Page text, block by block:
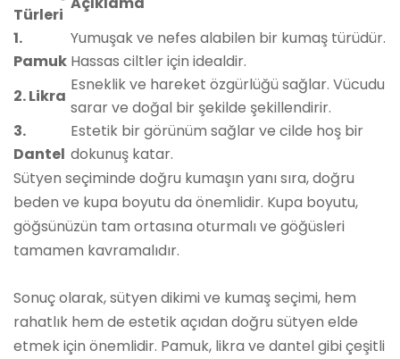
Türleri
1.
Pamuk
Yumuşak ve nefes alabilen bir kumaş türüdür.
Hassas ciltler için idealdir.
2. Likra
Esneklik ve hareket özgürlüğü sağlar. Vücudu
sarar ve doğal bir şekilde şekillendirir.
3.
Dantel
Estetik bir görünüm sağlar ve cilde hoş bir
dokunuş katar.
Sütyen seçiminde doğru kumaşın yanı sıra, doğru
beden ve kupa boyutu da önemlidir. Kupa boyutu,
göğsünüzün tam ortasına oturmalı ve göğüsleri
tamamen kavramalıdır.
Sonuç olarak, sütyen dikimi ve kumaş seçimi, hem
rahatlık hem de estetik açıdan doğru sütyen elde
etmek için önemlidir. Pamuk, likra ve dantel gibi çeşitli